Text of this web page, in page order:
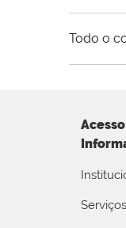
Todo o
Serviços